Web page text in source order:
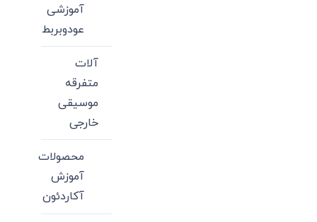
آموزشی
عودوبربط
آلات
متفرقه
موسیقی
خارجی
محصولات
آموزش
آکاردئون